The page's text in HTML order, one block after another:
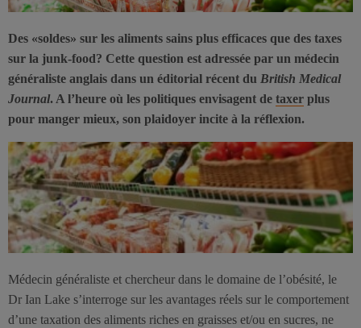
Des «soldes» sur les aliments sains plus efficaces que des taxes
sur la junk-food? Cette question est adressée par un médecin
généraliste anglais dans un éditorial récent du British Medical
Journal. A l’heure où les politiques envisagent de taxer plus
pour manger mieux, son plaidoyer incite à la réflexion.
Médecin généraliste et chercheur dans le domaine de l’obésité, le
Dr Ian Lake s’interroge sur les avantages réels sur le comportement
d’une taxation des aliments riches en graisses et/ou en sucres, ne